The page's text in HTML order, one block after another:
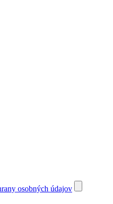
osobných údajov